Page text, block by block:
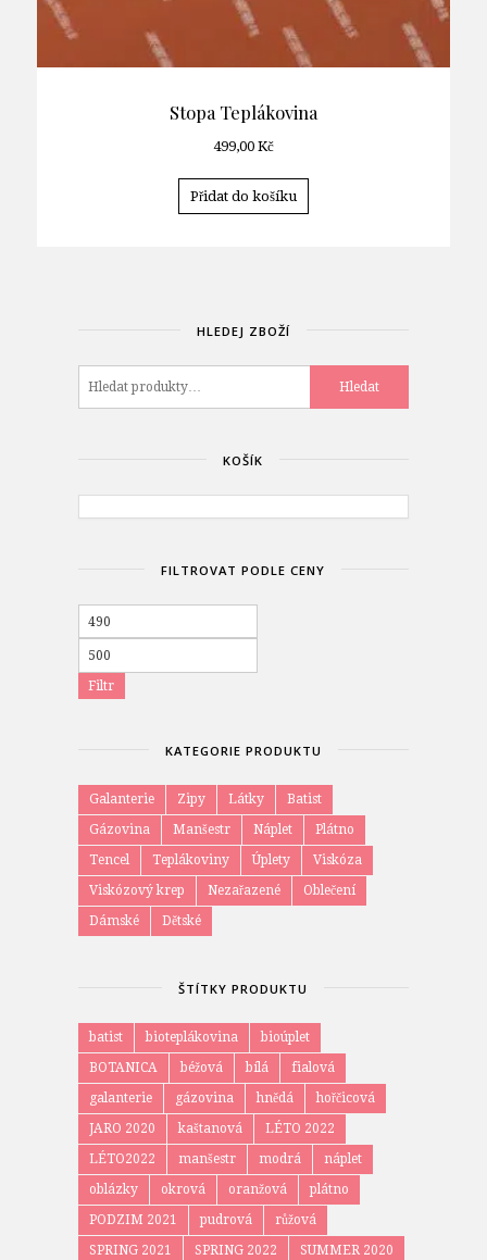
Stopa Teplákovina
499,00 Kč
Přidat do košíku
HLEDEJ ZBOŽÍ
Hledat
KOŠÍK
FILTROVAT PODLE CENY
Filtr
KATEGORIE PRODUKTU
Galanterie Zipy Látky
Batist
Gázovina
Manšestr Náplet
Plátno
Tencel
Teplákoviny Úplety
Viskóza
Viskózový krep
Nezařazené
Oblečení
Dámské
Dětské
ŠTÍTKY PRODUKTU
batist bioteplákovina
bioúplet
BOTANICA
béžová bílá
fialová
galanterie
gázovina hnědá
hořčicová
JARO 2020
kaštanová
LÉTO 2022
LÉTO2022
manšestr modrá
náplet
oblázky
okrová oranžová
plátno
PODZIM 2021
pudrová
růžová
SPRING 2021
SPRING 2022
SUMMER 2020